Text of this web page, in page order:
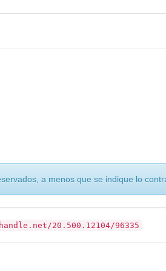
a menos que se indique lo
20.500.12104/96335